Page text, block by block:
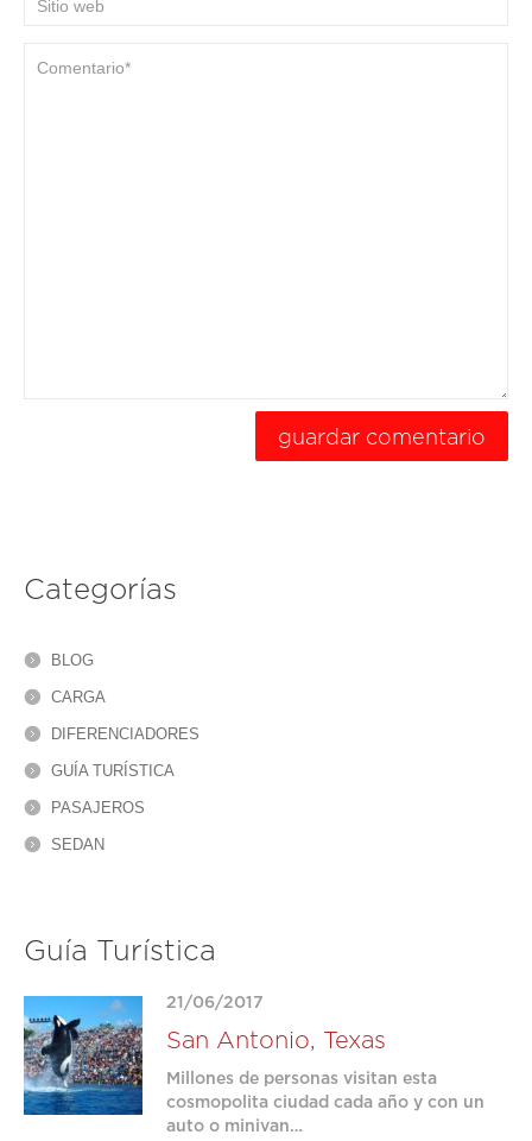
Categorías
BLOG
CARGA
DIFERENCIADORES
GUÍA TURÍSTICA
PASAJEROS
SEDAN
Guía Turística
21/06/2017
San Antonio, Texas
Millones de personas visitan esta
cosmopolita ciudad cada año y con un
auto o minivan…